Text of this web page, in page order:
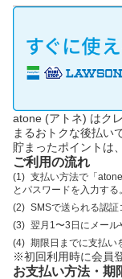
atone (アトネ) はク
まるおトクな後払い
貯まったポイントは
ご利用の流れ
支払い方法で「
とパスワードを入力する。
SMSで送られる認証
翌月1〜3日にメール
期限日までに支払い
※初回利用時に会員
お支払い方法・期